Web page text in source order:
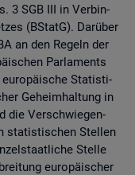
3 SGB III in Ver­bin­
(BStatG). Dar­über
an den Re­geln der
Par­la­ments
eu­ro­päi­sche Sta­tis­ti­
Ge­heim­hal­tung in
die Ver­schwie­gen­
sta­tis­ti­schen Stel­len
Stel­le
eu­ro­päi­scher